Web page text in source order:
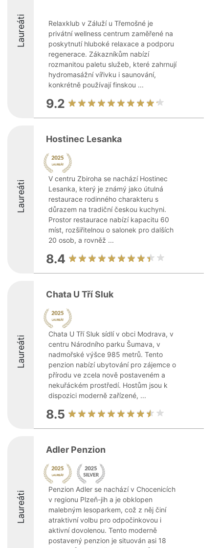
Laureáti
Relaxklub v Záluží u Třemošné je
privátní wellness centrum zaměřené na
poskytnutí hluboké relaxace a podporu
regenerace. Zákazníkům nabízí
rozmanitou paletu služeb, které zahrnují
hydromasážní vířivku i saunování,
konkrétně používají finskou ...
9.2
Laureáti
Hostinec Lesanka
V centru Zbiroha se nachází Hostinec
Lesanka, který je známý jako útulná
restaurace rodinného charakteru s
důrazem na tradiční českou kuchyni.
Prostor restaurace nabízí kapacitu 60
míst, rozšiřitelnou o salonek pro dalších
20 osob, a rovněž ...
8.4
Laureáti
Chata U Tří Sluk
Chata U Tří Sluk sídlí v obci Modrava, v
centru Národního parku Šumava, v
nadmořské výšce 985 metrů. Tento
penzion nabízí ubytování pro zájemce o
přírodu ve zcela nově postaveném a
nekuřáckém prostředí. Hostům jsou k
dispozici moderně zařízené, ...
8.5
Laureáti
Adler Penzion
Penzion Adler se nachází v Chocenicích
v regionu Plzeň-jih a je obklopen
malebným lesoparkem, což z něj činí
atraktivní volbu pro odpočinkovou i
aktivní dovolenou. Tento moderně
postavený penzion je situován asi 18